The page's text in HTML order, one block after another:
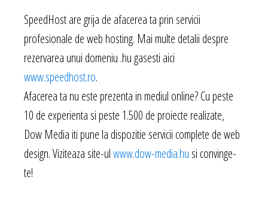
SpeedHost are grija de afacerea ta prin servicii
profesionale de web hosting. Mai multe detalii despre
rezervarea unui domeniu .hu gasesti aici
www.speedhost.ro.
Afacerea ta nu este prezenta in mediul online? Cu peste
10 de experienta si peste 1.500 de proiecte realizate,
Dow Media iti pune la dispozitie servicii complete de web
design. Viziteaza site-ulwww.dow-media.hu si convinge-
te!